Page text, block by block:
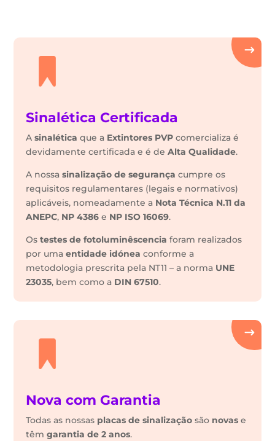
Sinalética Certificada
Asinalética que a Extintores PVP comercializa é
devidamente certificada e é deAlta Qualidade.
A nossasinalização de segurança cumpre os
requisitos regulamentares (legais e normativos)
aplicáveis, nomeadamente a Nota Técnica N.11 da
ANEPC, NP 4386 e NP ISO 16069.
Ostestes de fotoluminêscencia foram realizados
por umaentidade idónea conforme a
metodologia prescrita pela NT11 – a norma UNE
23035, bem como a DIN 67510.
Nova com Garantia
Todas as nossas placas de sinalização são novas e
têmgarantia de 2 anos.